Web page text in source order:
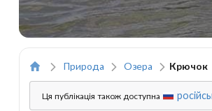
Природа Озера Крючок
Ця публікація також доступна